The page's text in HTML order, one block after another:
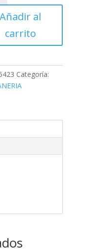
Añadir al
carrito
Categoría: